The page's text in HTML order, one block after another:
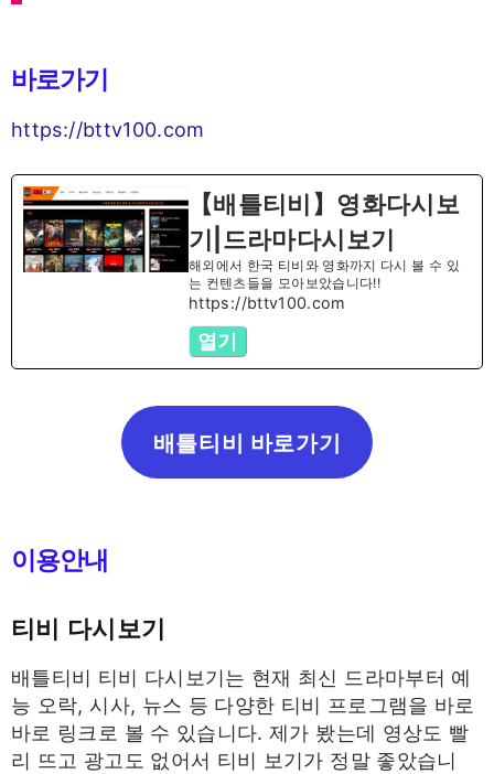
바로가기
https://bttv100.com
【배틀티비】영화다시보
기|드라마다시보기
해외에서 한국 티비와 영화까지 다시 볼 수 있
는 컨텐츠들을 모아보았습니다!!
https://bttv100.com
열기
배틀티비 바로가기
이용안내
티비 다시보기
배틀티비 티비 다시보기는 현재 최신 드라마부터 예
능 오락, 시사, 뉴스 등 다양한 티비 프로그램을 바로
바로 링크로 볼 수 있습니다. 제가 봤는데 영상도 빨
리 뜨고 광고도 없어서 티비 보기가 정말 좋았습니